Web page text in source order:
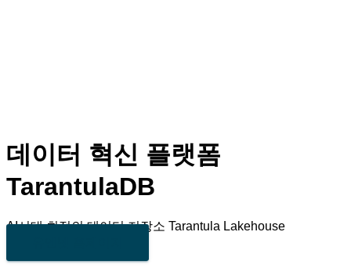
데이터 혁신 플랫폼
TarantulaDB
AI시대 최적의 데이터 저장소 Tarantula Lakehouse